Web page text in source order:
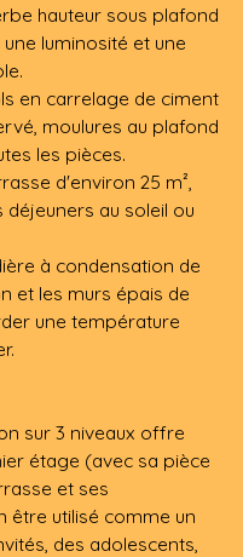
hauteur sous plafond
luminosité et une
en carrelage de ciment
moulures au plafond
les pièces.
d'environ 25 m²,
au soleil ou
à condensation de
et les murs épais de
une température
sur 3 niveaux offre
étage (avec sa pièce
et ses
utilisé comme un
des adolescents,